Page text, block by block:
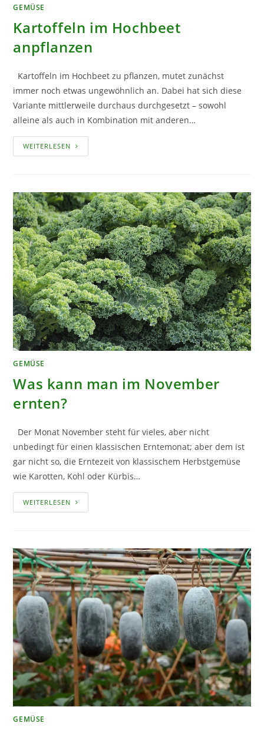
GEMÜSE
Kartoffeln im Hochbeet
anpflanzen
Kartoffeln im Hochbeet zu pflanzen, mutet zunächst
immer noch etwas ungewöhnlich an. Dabei hat sich diese
Variante mittlerweile durchaus durchgesetzt – sowohl
alleine als auch in Kombination mit anderen…
WEITERLESEN KARTOFFELN
IM
GEMÜSE
Was kann man im November
ernten?
Der Monat November steht für vieles, aber nicht
unbedingt für einen klassischen Erntemonat; aber dem ist
gar nicht so, die Erntezeit von klassischem Herbstgemüse
wie Karotten, Kohl oder Kürbis…
WEITERLESEN WAS
KANN
GEMÜSE